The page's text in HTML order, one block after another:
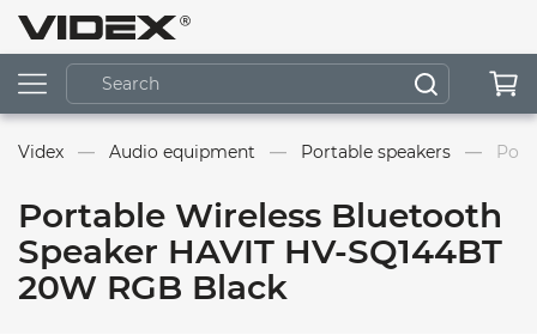
Videx Audio equipment Portable speakers
Portable Wireless Bluetooth
Speaker HAVIT HV-SQ144BT
20W RGB Black